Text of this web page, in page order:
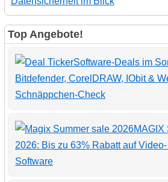
Top Angebote!
Software-Deals im
Bitdefender, CorelDRAW, IObit &
Schnäppchen-Check
MAGIX
2026: Bis zu 63% Rabatt auf
Software